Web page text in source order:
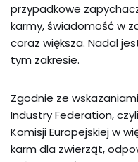
przypadkowe
karmy, świadomość w
coraz większa. Nadal
tym zakresie.
Zgodnie ze
Industry Federation,
Komisji Europejskiej w
karm dla zwierząt,